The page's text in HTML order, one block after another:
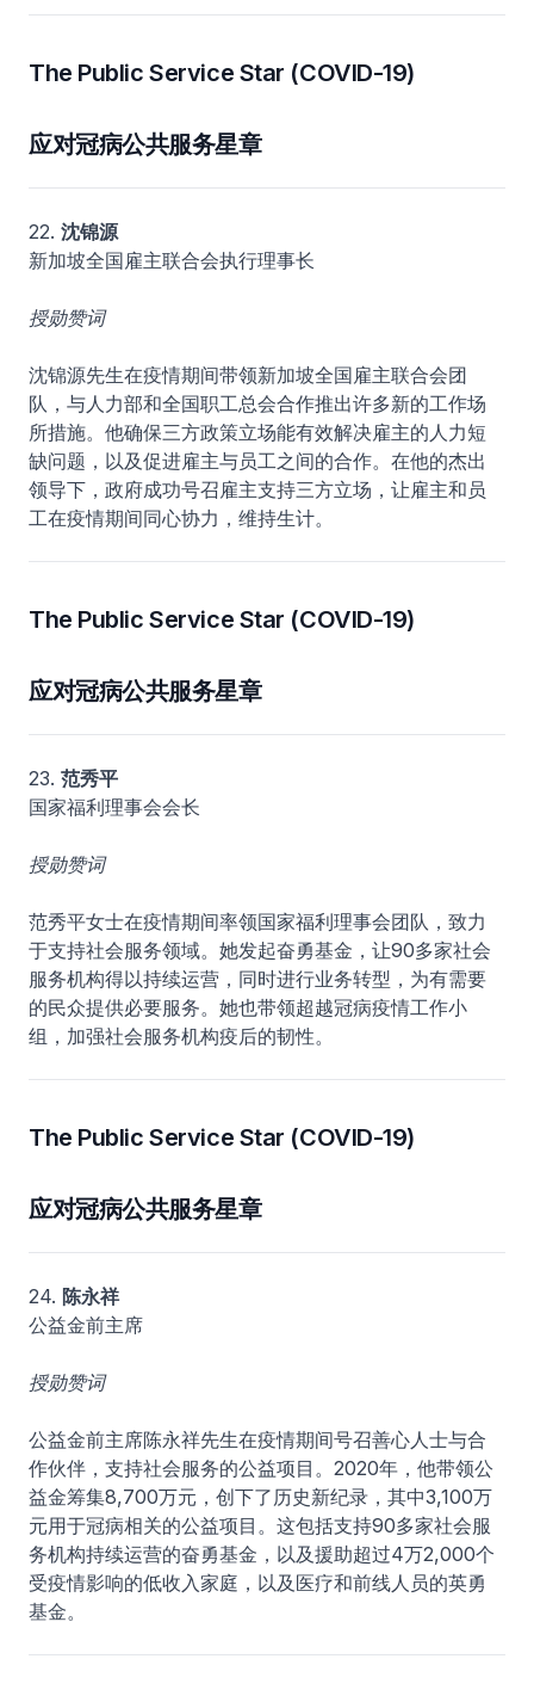
The Public Service Star (COVID-19)
应对冠病公共服务星章
22. 沈锦源
新加坡全国雇主联合会执行理事长
授勋赞词
沈锦源先生在疫情期间带领新加坡全国雇主联合会团
队，与人力部和全国职工总会合作推出许多新的工作场
所措施。他确保三方政策立场能有效解决雇主的人力短
缺问题，以及促进雇主与员工之间的合作。在他的杰出
领导下，政府成功号召雇主支持三方立场，让雇主和员
工在疫情期间同心协力，维持生计。
The Public Service Star (COVID-19)
应对冠病公共服务星章
23. 范秀平
国家福利理事会会长
授勋赞词
范秀平女士在疫情期间率领国家福利理事会团队，致力
于支持社会服务领域。她发起奋勇基金，让90多家社会
服务机构得以持续运营，同时进行业务转型，为有需要
的民众提供必要服务。她也带领超越冠病疫情工作小
组，加强社会服务机构疫后的韧性。
The Public Service Star (COVID-19)
应对冠病公共服务星章
24. 陈永祥
公益金前主席
授勋赞词
公益金前主席陈永祥先生在疫情期间号召善心人士与合
作伙伴，支持社会服务的公益项目。2020年，他带领公
益金筹集8,700万元，创下了历史新纪录，其中3,100万
元用于冠病相关的公益项目。这包括支持90多家社会服
务机构持续运营的奋勇基金，以及援助超过4万2,000个
受疫情影响的低收入家庭，以及医疗和前线人员的英勇
基金。